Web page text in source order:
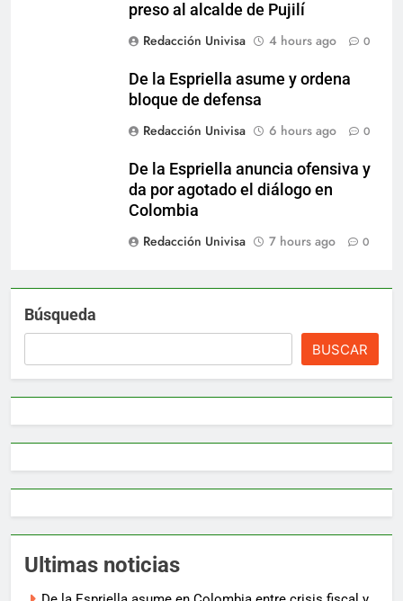
preso al alcalde de Pujilí
Redacción Univisa
4 hours ago 0
De la Espriella asume y ordena
bloque de defensa
Redacción Univisa
6 hours ago 0
De la Espriella anuncia ofensiva y
da por agotado el diálogo en
Colombia
Redacción Univisa
7 hours ago 0
Búsqueda
BUSCAR
Ultimas noticias